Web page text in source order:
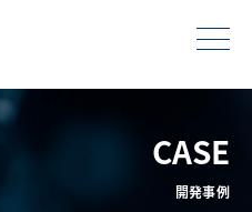
CASE
開発事例